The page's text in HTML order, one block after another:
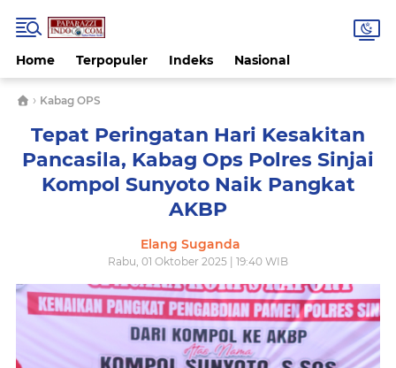
Home Terpopuler Indeks Nasional
› Kabag OPS
Tepat Peringatan Hari Kesakitan
Pancasila, Kabag Ops Polres Sinjai
Kompol Sunyoto Naik Pangkat
AKBP
Elang Suganda
Rabu, 01 Oktober 2025 | 19:40 WIB